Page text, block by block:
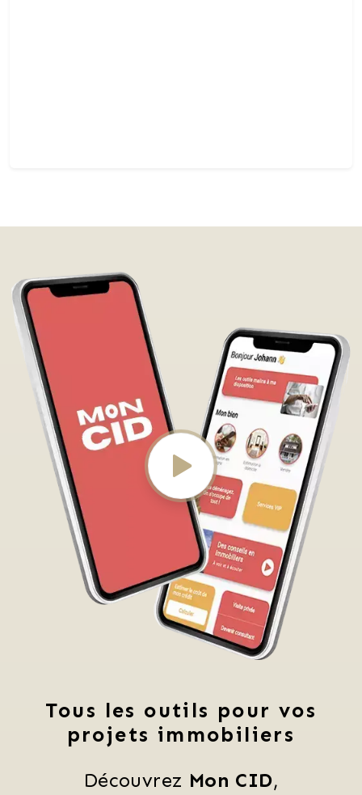
Tous les outils pour vos
projets immobiliers
Découvrez Mon CID,